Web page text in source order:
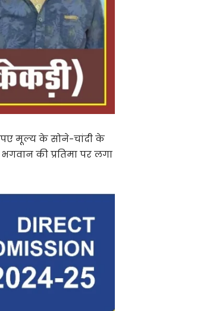
मूल्य के सोने-चांदी के
की प्रतिमा पर लगा